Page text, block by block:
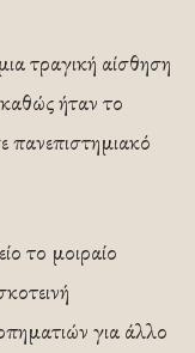
τραγική αίσθηση
καθώς ήταν το
πανεπιστημιακό
το μοιραίο
για άλλο